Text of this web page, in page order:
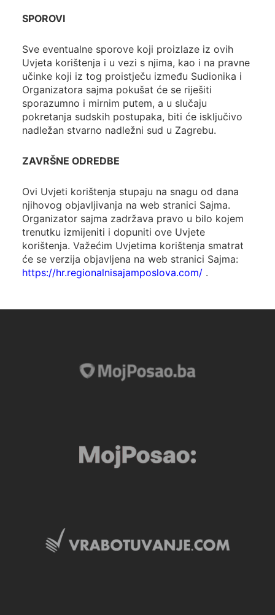
SPOROVI
Sve eventualne sporove koji proizlaze iz ovih
Uvjeta korištenja i u vezi s njima, kao i na pravne
učinke koji iz tog proistječu između Sudionika i
Organizatora sajma pokušat će se riješiti
sporazumno i mirnim putem, a u slučaju
pokretanja sudskih postupaka, biti će isključivo
nadležan stvarno nadležni sud u Zagrebu.
ZAVRŠNE ODREDBE
Ovi Uvjeti korištenja stupaju na snagu od dana
njihovog objavljivanja na web stranici Sajma.
Organizator sajma zadržava pravo u bilo kojem
trenutku izmijeniti i dopuniti ove Uvjete
korištenja. Važećim Uvjetima korištenja smatrat
će se verzija objavljena na web stranici Sajma:
https://hr.regionalnisajamposlova.com/.